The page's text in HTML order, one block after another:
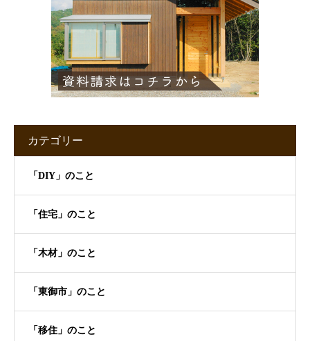
カテゴリー
「DIY」のこと
「住宅」のこと
「木材」のこと
「東御市」のこと
「移住」のこと